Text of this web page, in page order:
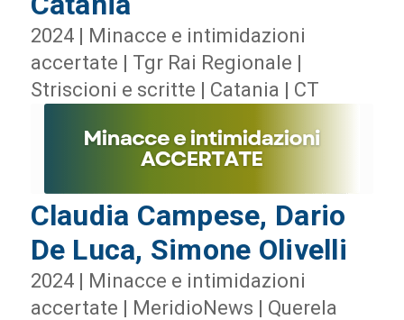
2024 | Minacce e intimidazioni
accertate | Tgr Rai Regionale |
Striscioni e scritte | Catania | CT
Claudia Campese, Dario
De Luca, Simone Olivelli
2024 | Minacce e intimidazioni
accertate | MeridioNews | Querela